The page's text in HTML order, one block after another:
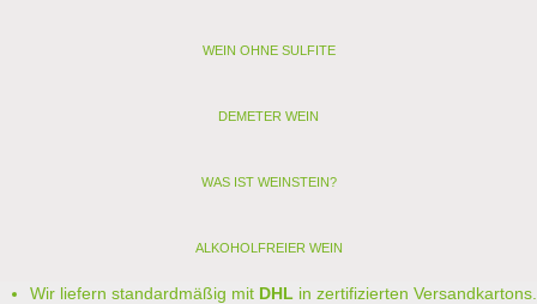
WEIN OHNE SULFITE
DEMETER WEIN
WAS IST WEINSTEIN?
ALKOHOLFREIER WEIN
Wir liefern standardmäßig mit DHL in zertifizierten Versandkartons.